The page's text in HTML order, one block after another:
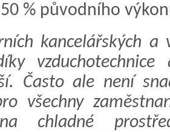
% původního
kancelářských
Často ale není
všechny
chladné